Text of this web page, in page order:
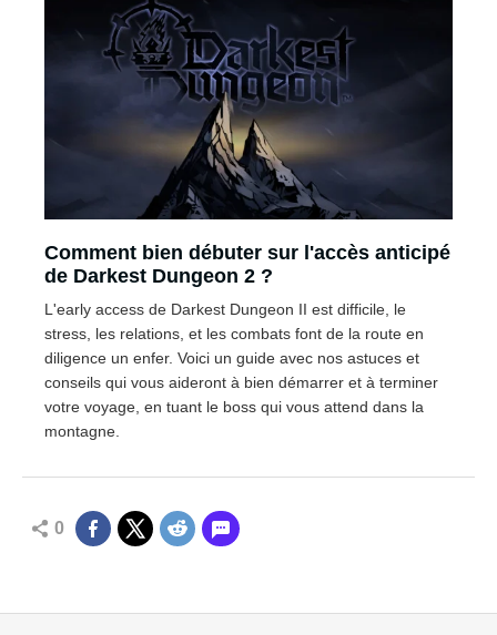
Comment bien débuter sur l'accès anticipé
de Darkest Dungeon 2 ?
L'early access de Darkest Dungeon II est difficile, le
stress, les relations, et les combats font de la route en
diligence un enfer. Voici un guide avec nos astuces et
conseils qui vous aideront à bien démarrer et à terminer
votre voyage, en tuant le boss qui vous attend dans la
montagne.
0